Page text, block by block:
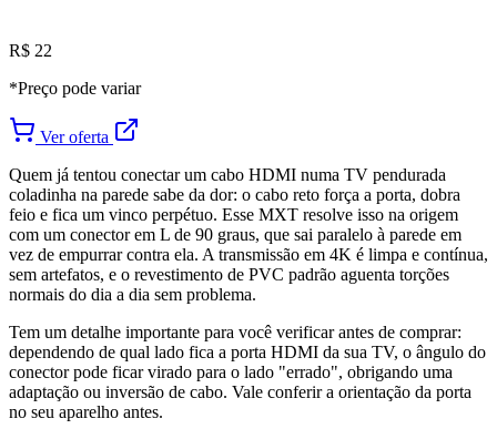
R$ 22
*Preço pode variar
Ver oferta
Quem já tentou conectar um cabo HDMI numa TV pendurada
coladinha na parede sabe da dor: o cabo reto força a porta, dobra
feio e fica um vinco perpétuo. Esse MXT resolve isso na origem
com um conector em L de 90 graus, que sai paralelo à parede em
vez de empurrar contra ela. A transmissão em 4K é limpa e contínua,
sem artefatos, e o revestimento de PVC padrão aguenta torções
normais do dia a dia sem problema.
Tem um detalhe importante para você verificar antes de comprar:
dependendo de qual lado fica a porta HDMI da sua TV, o ângulo do
conector pode ficar virado para o lado "errado", obrigando uma
adaptação ou inversão de cabo. Vale conferir a orientação da porta
no seu aparelho antes.